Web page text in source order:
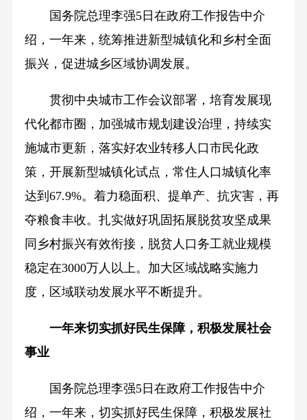
国务院总理李强5日在政府工作报告中介
绍，一年来，统筹推进新型城镇化和乡村全面
振兴，促进城乡区域协调发展。
贯彻中央城市工作会议部署，培育发展现
代化都市圈，加强城市规划建设治理，持续实
施城市更新，落实好农业转移人口市民化政
策，开展新型城镇化试点，常住人口城镇化率
达到67.9%。着力稳面积、提单产、抗灾害，再
夺粮食丰收。扎实做好巩固拓展脱贫攻坚成果
同乡村振兴有效衔接，脱贫人口务工就业规模
稳定在3000万人以上。加大区域战略实施力
度，区域联动发展水平不断提升。
一年来切实抓好民生保障，积极发展社会
事业
国务院总理李强5日在政府工作报告中介
绍，一年来，切实抓好民生保障，积极发展社